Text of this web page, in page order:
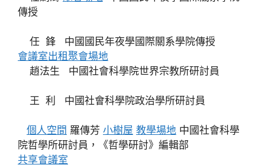
傳授
任 鋒 中國國民年夜學國際關系學院傳授
會議室出租聚會場地
趙法生 中國社會科學院世界宗教所研討員
王 利 中國社會科學院政治學所研討員
個人空間 羅傳芳 小樹屋 教學場地 中國社會科學
院哲學所研討員，《哲學研討》編輯部
共享會議室